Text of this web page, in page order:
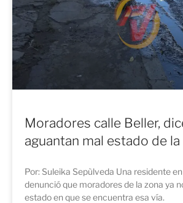
Moradores calle Beller,
aguantan mal estado de la
Por: Suleika Sepùlveda Una residente
denunció que moradores de la zona ya
estado en que se encuentra esa vía.